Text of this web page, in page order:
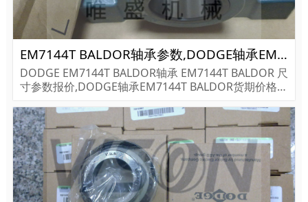
EM7144T BALDOR轴承参数,DODGE轴承EM7144T BALDOR重量
DODGE EM7144T BALDOR轴承 EM7144T BALDOR 尺
寸参数报价,DODGE轴承EM7144T BALDOR货期价格,D